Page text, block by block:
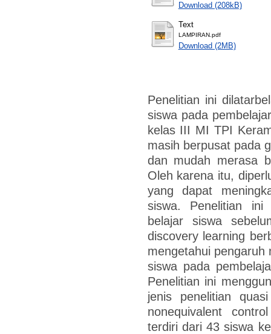
Download (208kB)
Text
LAMPIRAN.pdf
Download (2MB)
Penelitian ini
siswa pada
kelas III MI TPI
masih berpusat pada
dan mudah merasa
Oleh karena itu,
yang dapat
siswa. Penelitian ini
belajar siswa
discovery learning
mengetahui pengaruh
siswa pada
Penelitian ini
jenis penelitian
nonequivalent
terdiri dari 43 siswa